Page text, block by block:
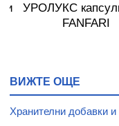
УРОЛУКС
FANFARI
ВИЖТЕ ОЩЕ
Хранителни добавки